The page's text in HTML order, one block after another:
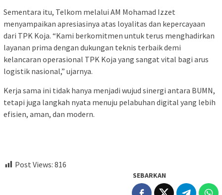
Sementara itu, Telkom melalui AM Mohamad Izzet
menyampaikan apresiasinya atas loyalitas dan kepercayaan
dari TPK Koja. “Kami berkomitmen untuk terus menghadirkan
layanan prima dengan dukungan teknis terbaik demi
kelancaran operasional TPK Koja yang sangat vital bagi arus
logistik nasional,” ujarnya.
Kerja sama ini tidak hanya menjadi wujud sinergi antara BUMN,
tetapi juga langkah nyata menuju pelabuhan digital yang lebih
efisien, aman, dan modern.
Post Views: 816
SEBARKAN